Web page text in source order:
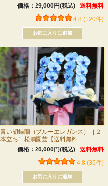
価格：29,000円(税込)
送料無料
4.8 (120件)
青い胡蝶蘭（ブルーエレガンス）［２
本立ち］松浦園芸【送料無料...
価格：20,000円(税込)
送料無料
4.8 (35件)